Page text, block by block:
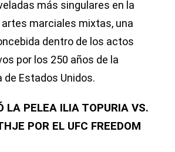
más singulares en la
marciales mixtas, una
dentro de los actos
por los 250 años de la
de Estados Unidos.
LA PELEA ILIA TOPURIA VS.
POR EL UFC FREEDOM